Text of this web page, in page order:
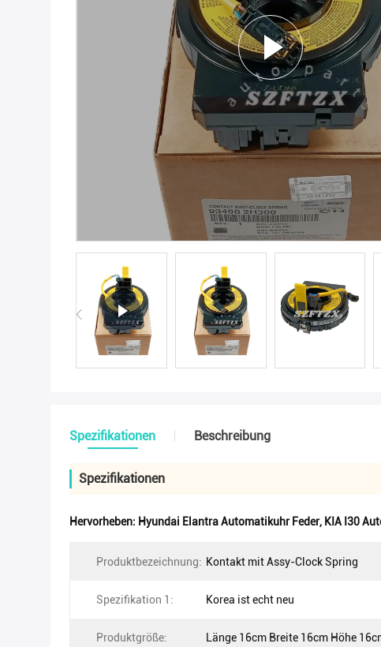
Spezifikationen Beschreibung
Spezifikationen
Hervorheben: Hyundai Elantra Automatikuhr Feder, KIA I30
Produktbezeichnung: Kontakt mit Assy-Clock Spring
Spezifikation 1: Korea ist echt neu
Produktgröße: Länge 16cm Breite 16cm Höhe